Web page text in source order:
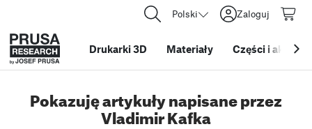
Polski Zaloguj
Drukarki 3D Materiały Części i
Pokazuję artykuły napisane przez
Vladimir Kafka